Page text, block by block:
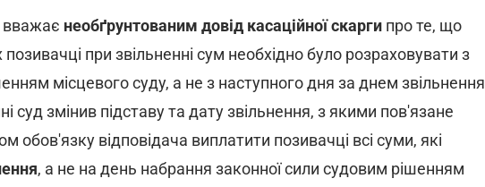
вважає необґрунтованим довід касаційної скарги про те, що
при звільненні сум необхідно було розраховувати з
місцевого суду, а не з наступного дня за днем звільнення
суд змінив підставу та дату звільнення, з якими пов'язане
обов'язку відповідача виплатити позивачці всі суми, які
, а не на день набрання законної сили судовим рішенням